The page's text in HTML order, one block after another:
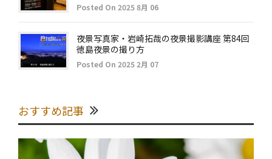
Posted On 2025 8月 06
夜景写真家・岩崎拓哉の夜景撮影講座 第84回
徳島夜景の撮り方
Posted On 2025 2月 07
おすすめ記事